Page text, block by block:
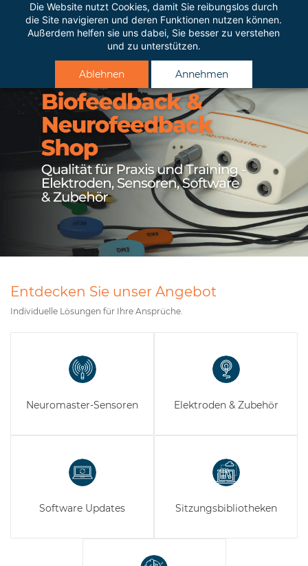
Die Website nutzt Cookies, damit Sie reibungslos durch
die Site navigieren und deren Funktionen nutzen können.
Außerdem helfen sie uns dabei, Sie besser zu verstehen
und zu unterstützen.
Ablehnen Annehmen
Zum
Hauptinhalt
springen
Entdecken Sie unser Angebot
Individuelle Lösungen für Ihre Ansprüche.
Neuromaster-Sensoren Elektroden & Zubehör
Software Updates Sitzungsbibliotheken